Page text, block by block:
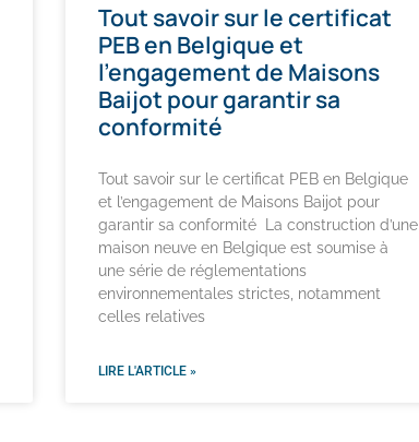
Tout savoir sur le certificat
PEB en Belgique et
l’engagement de Maisons
Baijot pour garantir sa
conformité
Tout savoir sur le certificat PEB en Belgique
et l’engagement de Maisons Baijot pour
garantir sa conformité La construction d’une
maison neuve en Belgique est soumise à
une série de réglementations
environnementales strictes, notamment
celles relatives
LIRE L'ARTICLE »